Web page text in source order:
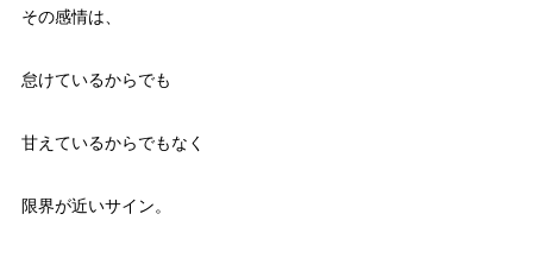
その感情は、
怠けているからでも
甘えているからでもなく
限界が近いサイン。